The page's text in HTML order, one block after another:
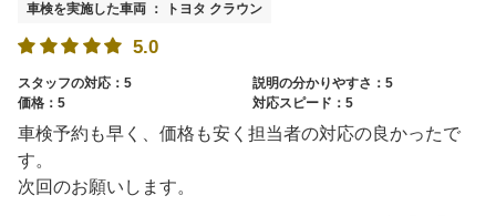
車検を実施した車両 ： トヨタ クラウン
5.0
スタッフの対応：5
説明の分かりやすさ：5
価格：5
対応スピード：5
車検予約も早く、価格も安く担当者の対応の良かったで
す。
次回のお願いします。